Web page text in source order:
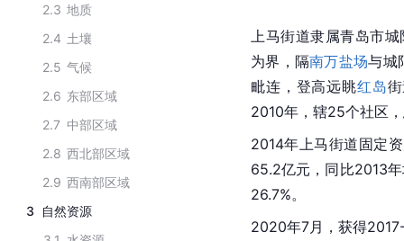
2.3 地质
2.4 土壤
2.5 气候
2.6 东部区域
2.7 中部区域
2.8 西北部区域
2.9 西南部区域
3
自然资源
上马街道隶属青岛市城
为界，隔南万盐场与城
毗连，登高远眺红岛
2010年，辖25个社区
2014年上马街道固定
65.2亿元，同比2013
26.7%。
2020年7月，获得